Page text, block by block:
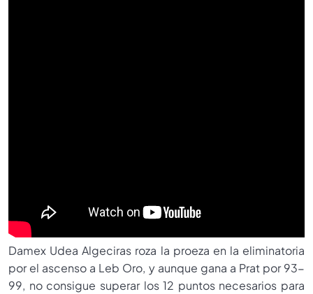
Damex Udea Algeciras roza la proeza en la eliminatoria
por el ascenso a Leb Oro, y aunque gana a Prat por 93-
99, no consigue superar los 12 puntos necesarios para